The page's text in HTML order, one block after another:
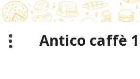
跳
至
正
Antico caffè